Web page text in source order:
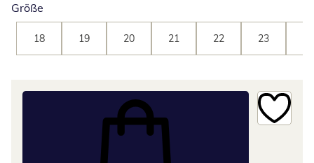
Größe
18 19 20 21 22 23